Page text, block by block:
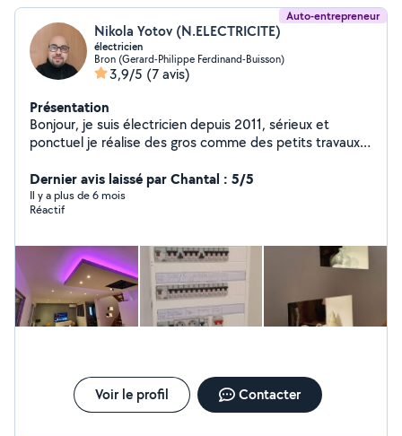
Auto-entrepreneur
Nikola Yotov (N.ELECTRICITE)
électricien
Bron (Gerard-Philippe Ferdinand-Buisson)
3,9/5 (7 avis)
Présentation
Bonjour, je suis électricien depuis 2011, sérieux et
ponctuel je réalise des gros comme des petits travaux .
d'une installation ancienne - branchements d'appareils
électroniques - remplacements d'appareillages - ext Je
peux vous donner aussi des conseils pour vos
d'une assurance décennale. Vous pouvez aussi voir
certains de mes travaux sur ma paje Facebook
Nélectricité
Dernier avis laissé par Chantal : 5/5
Il y a plus de 6 mois
Réactif
Voir le profil Contacter